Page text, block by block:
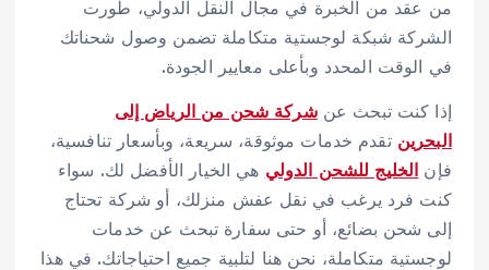
من عقد من الخبرة في مجال النقل الدولي، طورت
الشركة شبكة لوجستية متكاملة تضمن وصول شحناتك
في الوقت المحدد وبأعلى معايير الجودة.
إذا كنت تبحث عنشركة شحن من الرياض إلى
البحرين تقدم خدمات موثوقة، سريعة، وبأسعار تنافسية،
فإن الخليج للشحن الدولي هي الخيار الأفضل لك. سواء
كنت فرد يرغب في نقل عفش منزلك، أو شركة تحتاج
إلى شحن بضائع، أو حتى سفارة تبحث عن خدمات
لوجستية متكاملة، نحن هنا لتلبية جميع احتياجاتك. في هذا